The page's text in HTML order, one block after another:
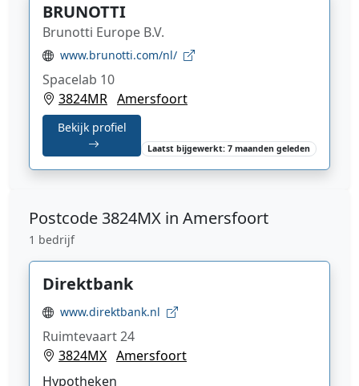
BRUNOTTI
Brunotti Europe B.V.
www.brunotti.com/nl/
Spacelab 10
3824MR Amersfoort
Bekijk profiel
Laatst bijgewerkt: 7 maanden geleden
Postcode 3824MX in Amersfoort
1 bedrijf
Direktbank
www.direktbank.nl
Ruimtevaart 24
3824MX Amersfoort
Hypotheken